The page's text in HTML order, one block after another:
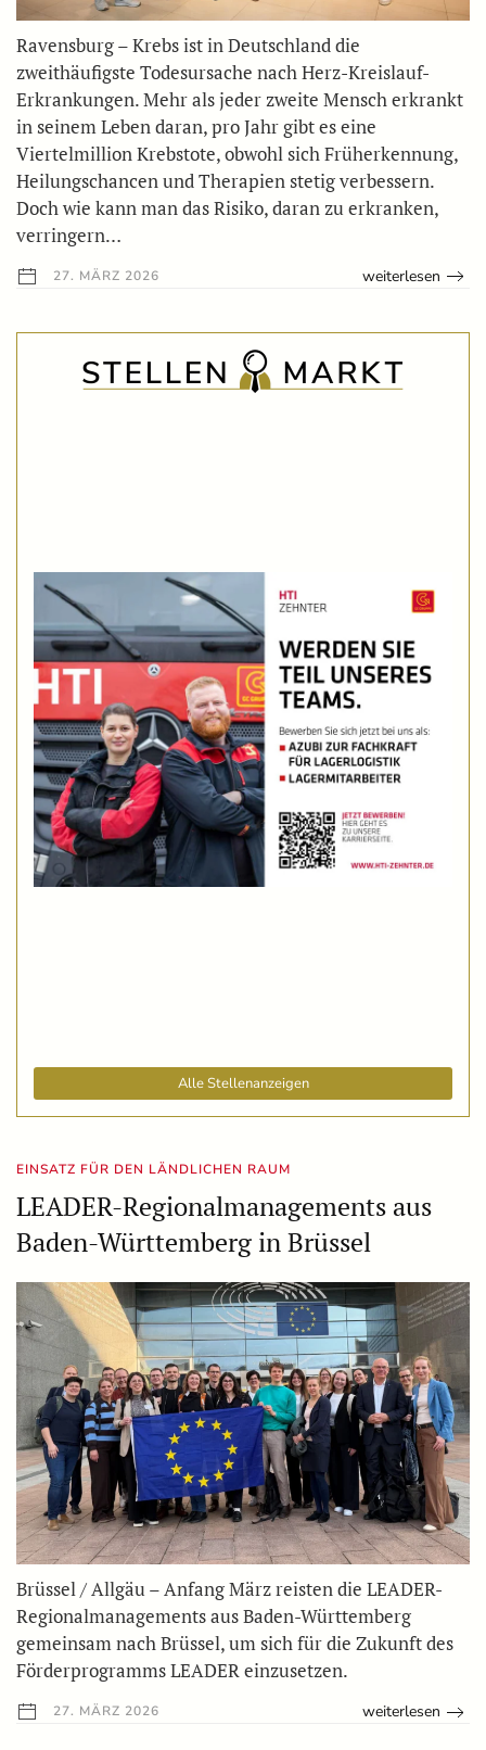
Ravensburg – Krebs ist in Deutschland die
zweithäufigste Todesursache nach Herz-Kreislauf-
Erkrankungen. Mehr als jeder zweite Mensch erkrankt
in seinem Leben daran, pro Jahr gibt es eine
Viertelmillion Krebstote, obwohl sich Früherkennung,
Heilungschancen und Therapien stetig verbessern.
Doch wie kann man das Risiko, daran zu erkranken,
verringern…
27. MÄRZ 2026 weiterlesen
Alle Stellenanzeigen
EINSATZ FÜR DEN LÄNDLICHEN RAUM
LEADER-Regionalmanagements aus
Baden-Württemberg in Brüssel
Brüssel / Allgäu – Anfang März reisten die LEADER-
Regionalmanagements aus Baden-Württemberg
gemeinsam nach Brüssel, um sich für die Zukunft des
Förderprogramms LEADER einzusetzen.
27. MÄRZ 2026 weiterlesen